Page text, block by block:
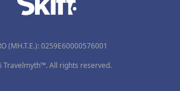
(MH.T.E.): 0259Ε60000576001
Travelmyth™. All rights reserved.